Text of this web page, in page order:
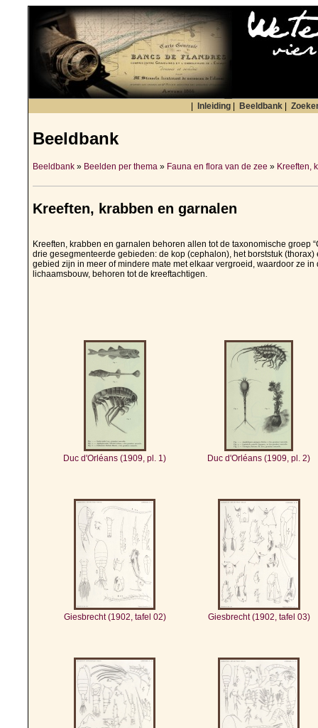
Inleiding Beeldbank
Beeldbank
Beeldbank » Beelden per thema » Fauna en flora van de zee » Kreeften,
Kreeften, krabben en garnalen
Kreeften, krabben en garnalen behoren allen tot de taxonomische groep
drie gesegmenteerde gebieden: de kop (cephalon), het borststuk
gebied zijn in meer of mindere mate met elkaar vergroeid, waardoor ze
lichaamsbouw, behoren tot de kreeftachtigen.
Duc d'Orléans (1909, pl. 1) Duc d'Orléans (1909, pl. 2)
Giesbrecht (1902, tafel 02) Giesbrecht (1902, tafel 03)